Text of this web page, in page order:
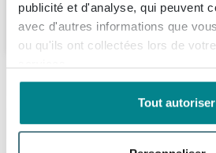
publicité et d'analyse, qui peuvent
avec d'autres informations que
ou qu'ils ont collectées lors de
Tout autoriser
544,32
Description
BRAUER Miroir double
59x70x15cm éclairage
Spécifications